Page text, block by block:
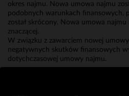
okres najmu. Nowa umowa najmu
podobnych warunkach finansowych,
został skrócony. Nowa umowa
znaczącej.
W związku z zawarciem nowej
negatywnych skutków finansowych
dotychczasowej umowy najmu.